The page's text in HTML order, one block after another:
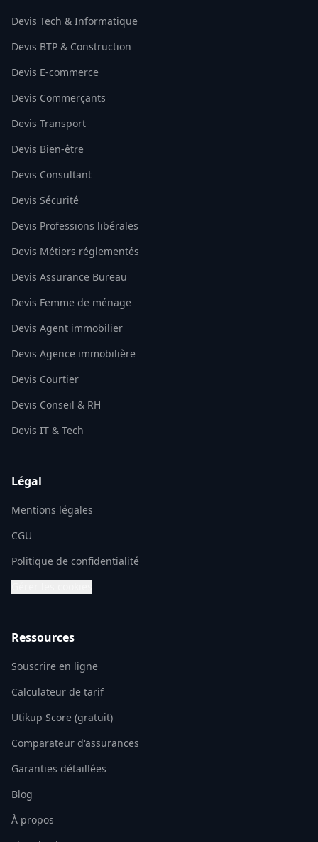
Devis Tech & Informatique
Devis BTP & Construction
Devis E-commerce
Devis Commerçants
Devis Transport
Devis Bien-être
Devis Consultant
Devis Sécurité
Devis Professions libérales
Devis Métiers réglementés
Devis Assurance Bureau
Devis Femme de ménage
Devis Agent immobilier
Devis Agence immobilière
Devis Courtier
Devis Conseil & RH
Devis IT & Tech
Légal
Mentions légales
CGU
Politique de confidentialité
Ressources
Souscrire en ligne
Calculateur de tarif
Utikup Score (gratuit)
Comparateur d'assurances
Garanties détaillées
Blog
À propos